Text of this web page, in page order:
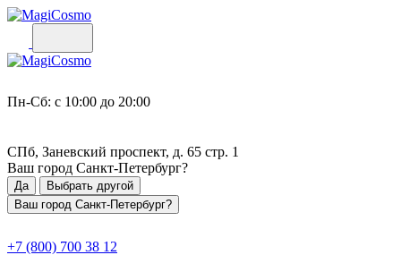
Пн-Сб: с 10:00 до 20:00
СПб, Заневский проспект, д. 65 стр. 1
Ваш город Санкт-Петербург?
Да
Выбрать другой
Ваш город Санкт-Петербург?
+7 (800) 700 38 12